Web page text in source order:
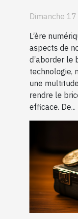
Dimanche
L’ère
aspects de
d’aborder le
technologie,
une
rendre le
efficace. De...